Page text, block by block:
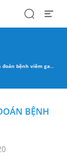
SearchOpen
bệnh viêm gan E
BỆNH